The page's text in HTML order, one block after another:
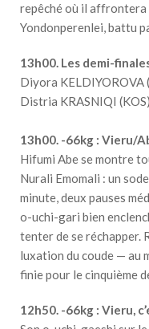
repêché où il affrontera
Yondonperenlei, battu
13h00. Les demi-
Diyora KELDIYOROVA
Distria KRASNIQI
13h00. -66kg : Vieru/
Hifumi Abe se montre
Nurali Emomali : un
minute, deux pauses
o-uchi-gari bien
tenter de se réchapper.
luxation du coude — au
finie pour le cinquième
12h50. -66kg : Vieru,